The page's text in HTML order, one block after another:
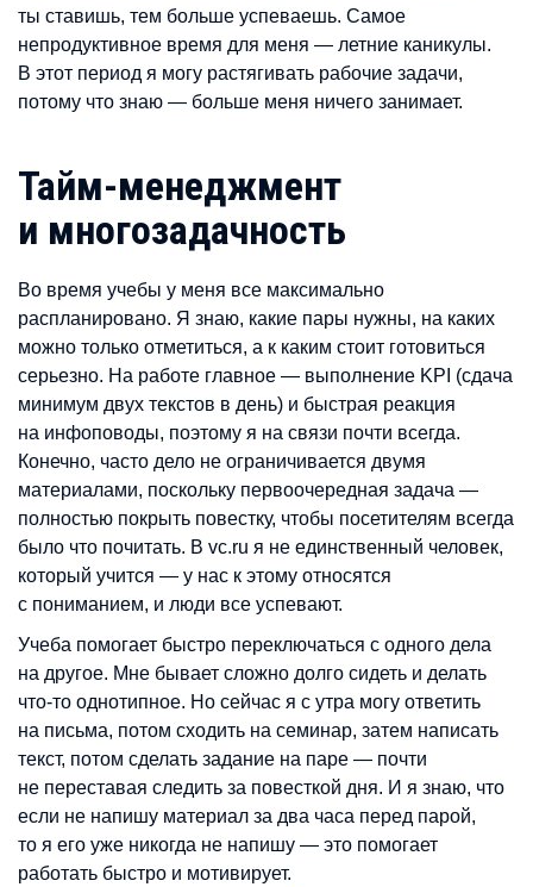
ты ставишь, тем больше успеваешь. Самое
непродуктивное время для меня — летние каникулы.
В этот период я могу растягивать рабочие задачи,
потому что знаю — больше меня ничего занимает.
Тайм-менеджмент
и многозадачность
Во время учебы у меня все максимально
распланировано. Я знаю, какие пары нужны, на каких
можно только отметиться, а к каким стоит готовиться
серьезно. На работе главное — выполнение KPI (сдача
минимум двух текстов в день) и быстрая реакция
на инфоповоды, поэтому я на связи почти всегда.
Конечно, часто дело не ограничивается двумя
материалами, поскольку первоочередная задача —
полностью покрыть повестку, чтобы посетителям всегда
было что почитать. В vc.ru я не единственный человек,
который учится — у нас к этому относятся
с пониманием, и люди все успевают.
Учеба помогает быстро переключаться с одного дела
на другое. Мне бывает сложно долго сидеть и делать
что-то однотипное. Но сейчас я с утра могу ответить
на письма, потом сходить на семинар, затем написать
текст, потом сделать задание на паре — почти
не переставая следить за повесткой дня. И я знаю, что
если не напишу материал за два часа перед парой,
то я его уже никогда не напишу — это помогает
работать быстро и мотивирует.